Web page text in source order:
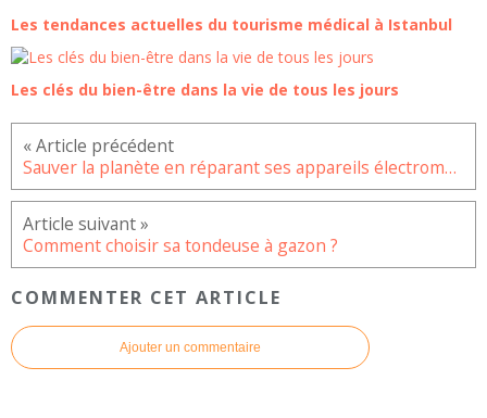
Les tendances actuelles du tourisme médical à Istanbul
Les clés du bien-être dans la vie de tous les jours
Sauver la planète en réparant ses appareils électroménagers
Comment choisir sa tondeuse à gazon ?
COMMENTER CET ARTICLE
Ajouter un commentaire